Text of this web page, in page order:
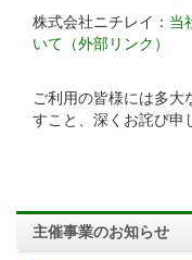
株式会社ニチレイ： 当
いて（外部リンク）
ご利用の皆様には多大
すこと、深くお詫び申
主催事業のお知らせ